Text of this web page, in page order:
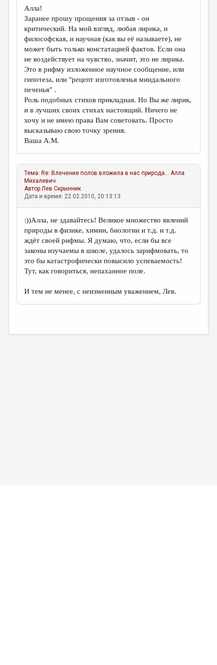
Алла!
Заранее прошу прощения за отзыв - он
критический. На мой взгляд, любая лирика, и
философская, и научная (как вы её называете), не
может быть только констатацией фактов. Если она
не воздействует на чувство, значит, это не лирика.
Это в рифму изложенное научное сообщение, или
гипотеза, или "рецепт изготовленья миндального
печенья" .
Роль подобных стихов прикладная. Но Вы же лирик,
и в лучших своих стихах настоящий. Ничего не
хочу и не имею права Вам советовать. Просто
высказываю свою точку зрения.
Ваша А.М.
Тема: Re: Влечение полов вложила в нас природа... Алла
Михалевич
АвторЛев Скрынник
Дата и время: 22.02.2010, 20:13:13
:))Алла, не здавайтесь! Великое множество явлений
природы в физике, химии, биологии и т.д. и т.д.
ждёт своей рифмы. Я думаю, что, если бы все
законы изучаемы в школе, удалось зарифмовать, то
это бы катастрофически повысило успеваемость!
Тут, как говориться, непаханное поле.
И тем не менее, с неизменным уважением, Лев.